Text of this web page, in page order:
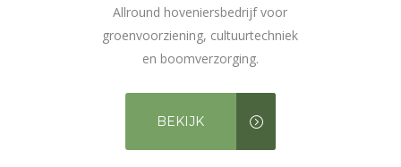
Allround hoveniersbedrijf voor
groenvoorziening, cultuurtechniek
en boomverzorging.
BEKIJK